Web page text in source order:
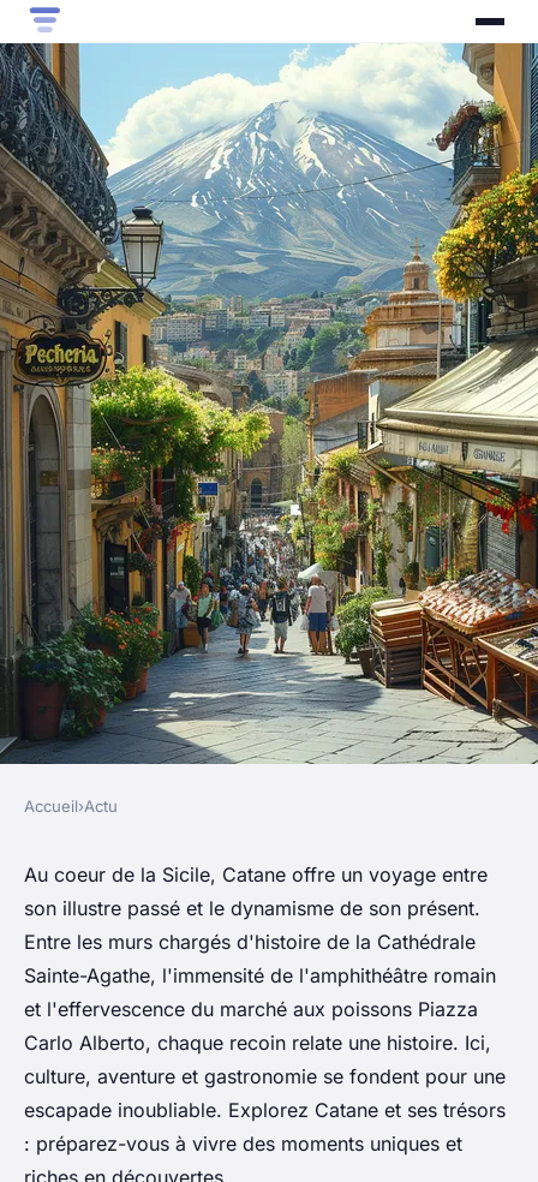
Découverte de catane : top
activités incontournables
admin•30 avril 2024•3 min de lecture
Accueil›Actu
Au coeur de la Sicile, Catane offre un voyage entre
son illustre passé et le dynamisme de son présent.
Entre les murs chargés d'histoire de la Cathédrale
Sainte-Agathe, l'immensité de l'amphithéâtre romain
et l'effervescence du marché aux poissons Piazza
Carlo Alberto, chaque recoin relate une histoire. Ici,
culture, aventure et gastronomie se fondent pour une
escapade inoubliable. Explorez Catane et ses trésors
: préparez-vous à vivre des moments uniques et